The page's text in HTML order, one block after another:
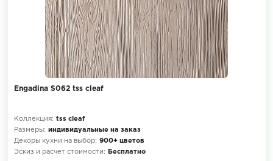
Engadina S062 tss cleaf
Коллекция: tss cleaf
Размеры: индивидуальные на заказ
Декоры кухни на выбор: 900+ цветов
Эскиз и расчет стоимости:
Бесплатно